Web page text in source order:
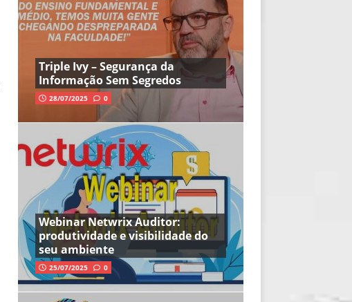
Triple Ivy – Segurança da
Informação Sem Segredos
28/07/2025 0
Webinar Netwrix Auditor:
produtividade e visibilidade do
seu ambiente
25/07/2025 0